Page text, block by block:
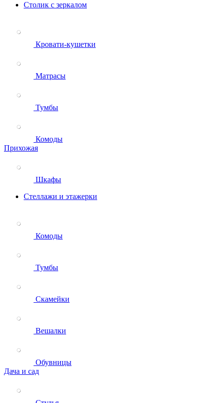
Столик с зеркалом
Кровати-кушетки
Матрасы
Тумбы
Комоды
Прихожая
Шкафы
Стеллажи и этажерки
Комоды
Тумбы
Скамейки
Вешалки
Обувницы
Дача и сад